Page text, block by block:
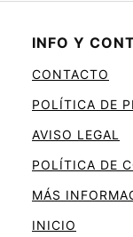
INFO Y
CONTACTO
POLÍTICA DE
AVISO LEGAL
POLÍTICA DE
MÁS
INICIO